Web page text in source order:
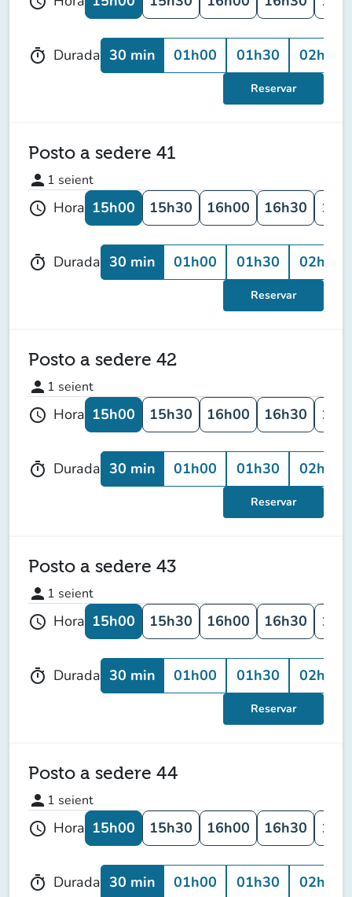
timer Durada 30 min 01h00 01h30 02h00
Reservar
Posto a sedere 41
person 1 seient
schedule Hora 15h00 15h30 16h00 16h30
timer Durada 30 min 01h00 01h30 02h00
Reservar
Posto a sedere 42
person 1 seient
schedule Hora 15h00 15h30 16h00 16h30
timer Durada 30 min 01h00 01h30 02h00
Reservar
Posto a sedere 43
person 1 seient
schedule Hora 15h00 15h30 16h00 16h30
timer Durada 30 min 01h00 01h30 02h00
Reservar
Posto a sedere 44
person 1 seient
schedule Hora 15h00 15h30 16h00 16h30
timer Durada 30 min 01h00 01h30 02h00